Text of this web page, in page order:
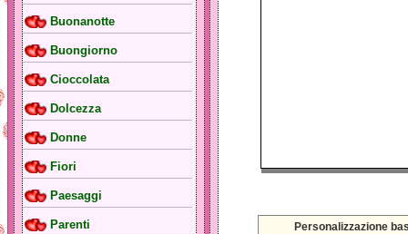
Buonanotte
Buongiorno
Cioccolata
Dolcezza
Donne
Fiori
Paesaggi
Parenti Personalizzazione